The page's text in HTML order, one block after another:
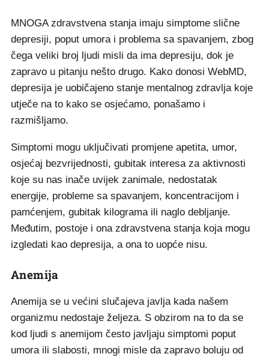
MNOGA zdravstvena stanja imaju simptome slične
depresiji, poput umora i problema sa spavanjem, zbog
čega veliki broj ljudi misli da ima depresiju, dok je
zapravo u pitanju nešto drugo. Kako donosi WebMD,
depresija je uobičajeno stanje mentalnog zdravlja koje
utječe na to kako se osjećamo, ponašamo i
razmišljamo.
Simptomi mogu uključivati promjene apetita, umor,
osjećaj bezvrijednosti, gubitak interesa za aktivnosti
koje su nas inače uvijek zanimale, nedostatak
energije, probleme sa spavanjem, koncentracijom i
pamćenjem, gubitak kilograma ili naglo debljanje.
Međutim, postoje i ona zdravstvena stanja koja mogu
izgledati kao depresija, a ona to uopće nisu.
Anemija
Anemija se u većini slučajeva javlja kada našem
organizmu nedostaje željeza. S obzirom na to da se
kod ljudi s anemijom često javljaju simptomi poput
umora ili slabosti, mnogi misle da zapravo boluju od